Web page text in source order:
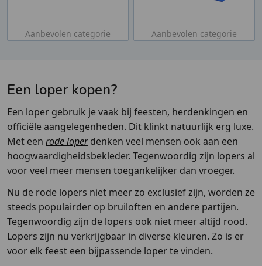
Aanbevolen categorie Aanbevolen categorie
Een loper kopen?
Een loper gebruik je vaak bij feesten, herdenkingen en
officiële aangelegenheden. Dit klinkt natuurlijk erg luxe.
Met een rode loperdenken veel mensen ook aan een
hoogwaardigheidsbekleder. Tegenwoordig zijn lopers al
voor veel meer mensen toegankelijker dan vroeger.
Nu de rode lopers niet meer zo exclusief zijn, worden ze
steeds populairder op bruiloften en andere partijen.
Tegenwoordig zijn de lopers ook niet meer altijd rood.
Lopers zijn nu verkrijgbaar in diverse kleuren. Zo is er
voor elk feest een bijpassende loper te vinden.